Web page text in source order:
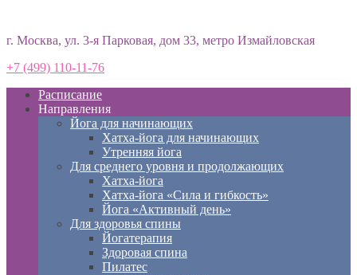
г. Москва, ул. 3-я Парковая, дом 33, метро Измайловская
+7 (499) 110-11-76
Расписание
Направления
Йога для начинающих
Хатха-йога для начинающих
Утренняя йога
Для среднего уровня и продолжающих
Хатха-йога
Хатха-йога «Сила и гибкость»
Йога «Активный день»
Для здоровья спины
Йогатерапия
Здоровая спина
Пилатес